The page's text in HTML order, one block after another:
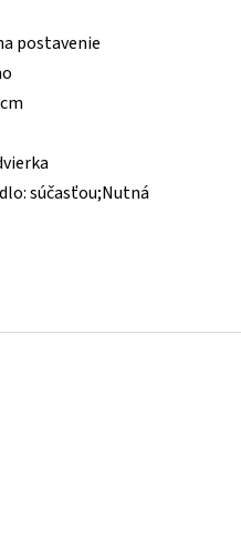
postavenie
súčasťou;Nutná